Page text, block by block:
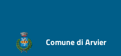
Comune di Arvier